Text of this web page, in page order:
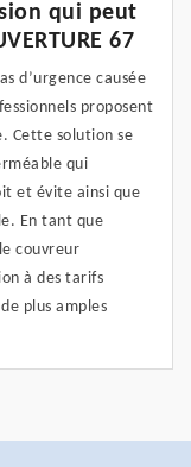
qui peut
67
d’urgence causée
proposent
Cette solution se
qui
et évite ainsi que
En tant que
couvreur
à des tarifs
plus amples